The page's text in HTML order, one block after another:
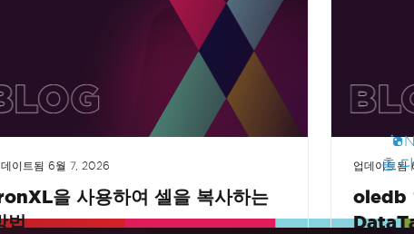
이트됨 6월 7, 2026
을 사용하여 셀을 복사하는
법
업데이트됨
oledb
총